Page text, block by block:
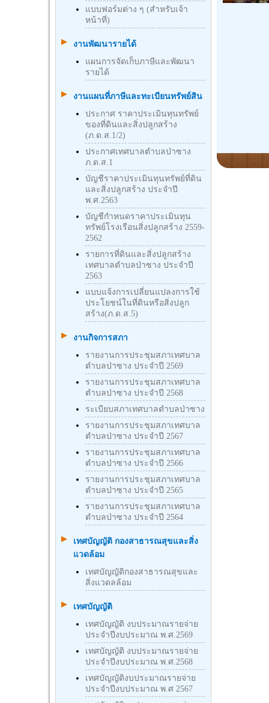
แบบฟอร์มต่าง ๆ (สำหรับเจ้า
หน้าที่)
งานพัฒนารายได้
แผนการจัดเก็บภาษีและพัฒนา
รายได้
งานแผนที่ภาษีและทะเบียนทรัพย์สิน
ประกาศ ราคาประเมินทุนทรัพย์
ของที่ดินและสิ่งปลูกสร้าง
(ภ.ด.ส.1/2)
ประกาศเทศบาลตำบลป่าซาง
ภ.ด.ส.1
บัญชีราคาประเมินทุนทรัพย์ที่ดิน
และสิ่งปลูกสร้าง ประจำปี
พ.ศ.2563
บัญชีกําหนดราคาประเมินทุน
ทรัพย์โรงเรือนสิ่งปลูกสร้าง 2559-
2562
รายการที่ดินและสิ่งปลูกสร้าง
เทศบาลตำบลป่าซาง ประจำปี
2563
แบบแจ้งการเปลี่ยนแปลงการใช้
ประโยชน์ในที่ดินหรือสิ่งปลูก
สร้าง(ภ.ด.ส.5)
งานกิจการสภา
รายงานการประชุมสภาเทศบาล
ตำบลป่าซาง ประจำปี 2569
รายงานการประชุมสภาเทศบาล
ตำบลป่าซาง ประจำปี 2568
ระเบียบสภาเทศบาลตำบลป่าซาง
รายงานการประชุมสภาเทศบาล
ตำบลป่าซาง ประจำปี 2567
รายงานการประชุมสภาเทศบาล
ตำบลป่าซาง ประจำปี 2566
รายงานการประชุมสภาเทศบาล
ตำบลป่าซาง ประจำปี 2565
รายงานการประชุมสภาเทศบาล
ตำบลป่าซาง ประจำปี 2564
เทศบัญญัติ กองสาธารณสุขและสิ่ง
แวดล้อม
เทศบัญญัติกองสาธารณสุขและ
สิ่งแวดลล้อม
เทศบัญญัติ
เทศบัญญัติ งบประมาณรายจ่าย
ประจำปีงบประมาณ พ.ศ.2569
เทศบัญญัติ งบประมาณรายจ่าย
ประจำปีงบประมาณ พ.ศ.2568
เทศบัญญัติงบประมาณรายจ่าย
ประจำปีงบประมาณ พ.ศ 2567